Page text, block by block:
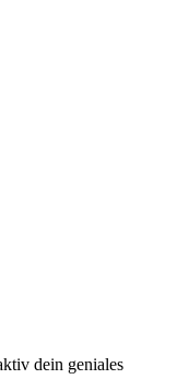
dein geniales